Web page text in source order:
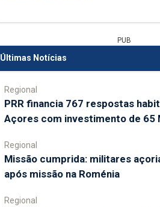
PUB
Últimas Notícias
Regional
PRR financia 767 respostas
Açores com investimento de 65
Regional
Missão cumprida: militares
após missão na Roménia
Regional